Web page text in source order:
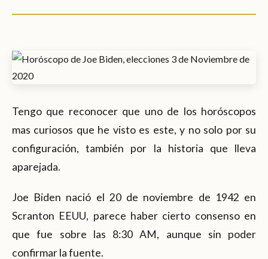
Tengo que reconocer que uno de los horóscopos
mas curiosos que he visto es este, y no solo por su
configuración, también por la historia que lleva
aparejada.
Joe Biden nació el 20 de noviembre de 1942 en
Scranton EEUU, parece haber cierto consenso en
que fue sobre las 8:30 AM, aunque sin poder
confirmar la fuente.